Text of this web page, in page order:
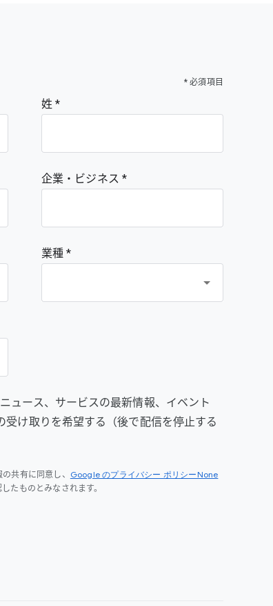
* 必須項目
姓
企業・ビジネス
業種 *
ュース、サービスの最新情報、イベント
受け取りを希望する（後で配信を停止する
共有に同意し、 Google のプライバシー ポリシーNone
たものとみなされます。